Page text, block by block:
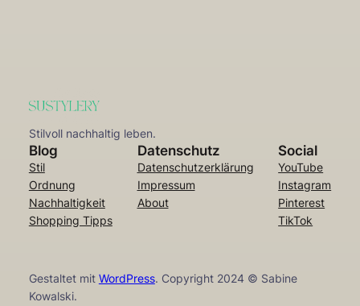
Stilvoll nachhaltig leben.
Blog
Stil
Ordnung
Nachhaltigkeit
Shopping Tipps
Datenschutz
Datenschutzerklärung
Impressum
About
Social
YouTube
Instagram
Pinterest
TikTok
Gestaltet mit WordPress. Copyright 2024 © Sabine
Kowalski.